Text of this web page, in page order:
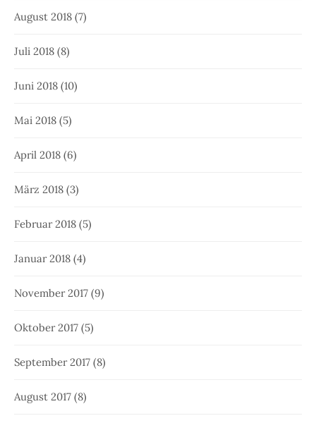
August 2018 (7)
Juli 2018 (8)
Juni 2018 (10)
Mai 2018 (5)
April 2018 (6)
März 2018 (3)
Februar 2018 (5)
Januar 2018 (4)
November 2017 (9)
Oktober 2017 (5)
September 2017 (8)
August 2017 (8)